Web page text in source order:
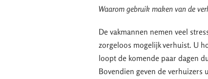
Waarom gebruik maken van de
De vakmannen nemen veel
zorgeloos mogelijk verhuist. U
loopt de komende paar dagen
Bovendien geven de